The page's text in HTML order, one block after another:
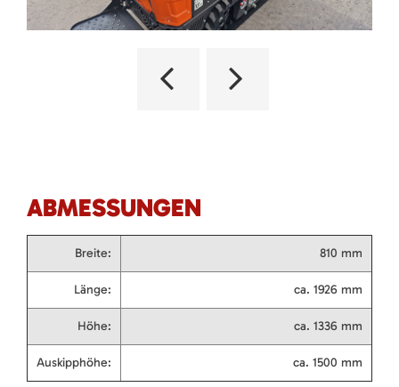
ABMESSUNGEN
Breite: 810 mm
Länge: ca. 1926 mm
Höhe: ca. 1336 mm
Auskipphöhe: ca. 1500 mm